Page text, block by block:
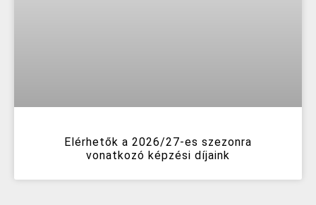
Elérhetők a 2026/27-es szezonra
vonatkozó képzési díjaink